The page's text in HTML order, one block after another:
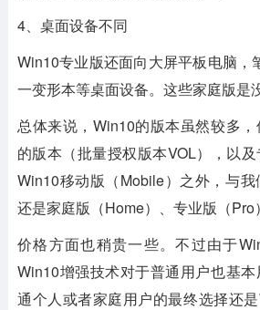
4、桌面设备不同
Win10专业版还面向大屏平板电脑，
一变形本等桌面设备。这些家庭版是
总体来说，Win10的版本虽然较多
的版本（批量授权版本VOL），以
Win10移动版（Mobile）之外，与
还是家庭版（Home）、专业版（Pro
价格方面也稍贵一些。不过由于
Win10增强技术对于普通用户也基
通个人或者家庭用户的最终选择还